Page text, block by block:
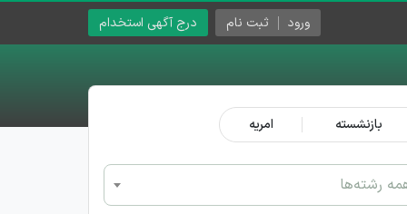
درج آگهی استخدام ورود ثبت نام
بازنشسته امریه
رشته‌ها